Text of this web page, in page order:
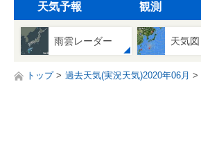
天気予報 観測
雨雲レーダー 天気図
トップ 過去天気(実況天気)2020年06月